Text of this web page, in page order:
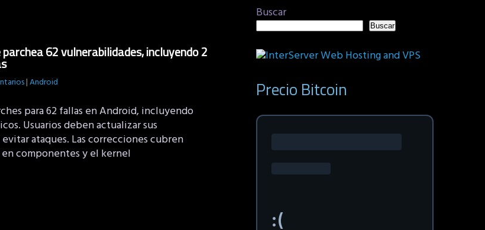
62 vulnerabilidades, incluyendo 2
|Android
para 62 fallas en Android, incluyendo
Usuarios deben actualizar sus
ataques. Las correcciones cubren
componentes y el kernel
Buscar
Buscar
Precio Bitcoin